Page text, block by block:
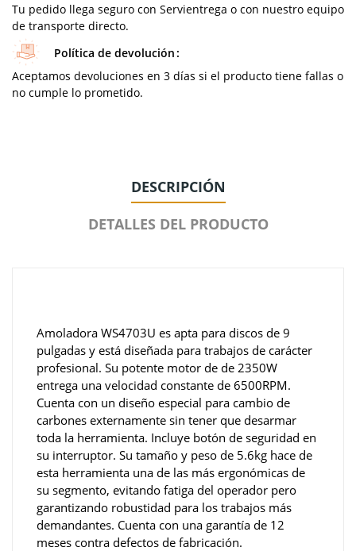
Tu pedido llega seguro con Servientrega o con nuestro equipo
de transporte directo.
Política de devolución
Aceptamos devoluciones en 3 días si el producto tiene fallas o
no cumple lo prometido.
DESCRIPCIÓN
DETALLES DEL PRODUCTO
Amoladora WS4703U es apta para discos de 9
pulgadas y está diseñada para trabajos de carácter
profesional. Su potente motor de de 2350W
entrega una velocidad constante de 6500RPM.
Cuenta con un diseño especial para cambio de
carbones externamente sin tener que desarmar
toda la herramienta. Incluye botón de seguridad en
su interruptor. Su tamaño y peso de 5.6kg hace de
esta herramienta una de las más ergonómicas de
su segmento, evitando fatiga del operador pero
garantizando robustidad para los trabajos más
demandantes. Cuenta con una garantía de 12
meses contra defectos de fabricación.